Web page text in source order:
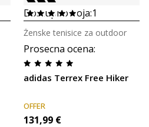
Dostupno boja:1
Prosecna ocena:
adidas Terrex Free Hiker
Ženske tenisice za outdoor
OFFER
131,99 €